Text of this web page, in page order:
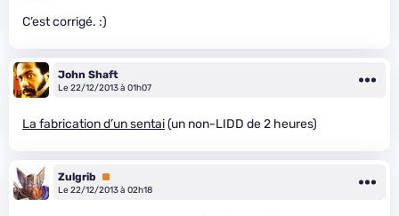
C’est corrigé. :)
John Shaft
Le 22/12/2013 à 01h07
La fabrication d’un sentai(un non-LIDD de 2 heures)
Zulgrib
Premium
Le 22/12/2013 à 02h18